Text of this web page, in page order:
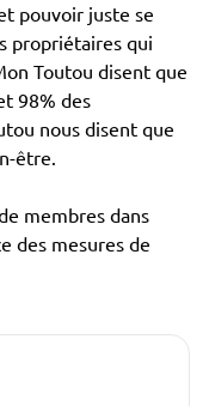
pouvoir juste se
propriétaires qui
Toutou disent que
98% des
nous disent que
être.
membres dans
des mesures de